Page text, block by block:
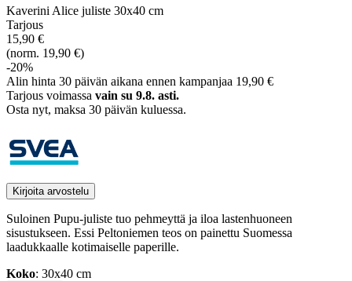
Kaverini Alice juliste 30x40 cm
Tarjous
15,90 €
(norm. 19,90 €)
-20%
Alin hinta 30 päivän aikana ennen kampanjaa 19,90 €
Tarjous voimassa vain su 9.8. asti.
Osta nyt, ­maksa 30 päivän kuluessa.
Kirjoita arvostelu
Suloinen Pupu-juliste tuo pehmeyttä ja iloa lastenhuoneen
sisustukseen. Essi Peltoniemen teos on painettu Suomessa
laadukkaalle kotimaiselle paperille.
Koko: 30x40 cm